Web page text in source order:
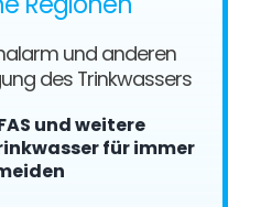
und anderen
des Trinkwassers
und weitere
für immer